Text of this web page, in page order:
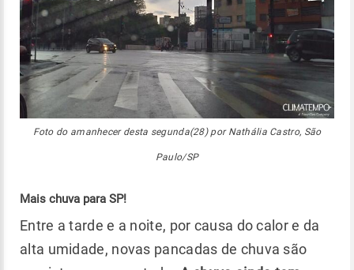
Foto do amanhecer desta segunda(28) por Nathália Castro, São
Paulo/SP
Mais chuva para SP!
Entre a tarde e a noite, por causa do calor e da
alta umidade, novas pancadas de chuva são